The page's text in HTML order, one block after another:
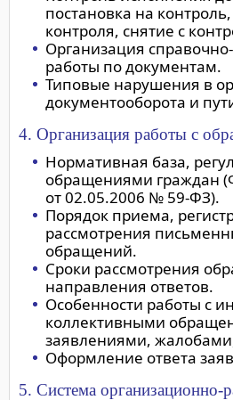
постановка на
контроля, снятие с
Организация
работы по документам.
Типовые нарушения в
документооборота и
4. Организация работы с
Нормативная база,
обращениями граждан
от 02.05.2006 № 59-ФЗ).
Порядок приема,
рассмотрения
обращений.
Сроки рассмотрения
направления ответов.
Особенности работы с
коллективными
заявлениями,
Оформление ответа
5. Система организационно-